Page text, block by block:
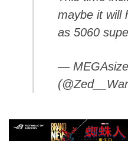
maybe it will
as 5060
—